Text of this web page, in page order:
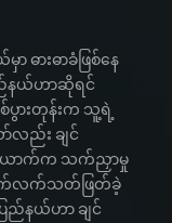
ဓားဓာခံဖြစ်နေ
ည်နယ်ဟာဆိုရင်
ပွားတုန်းက သူ့ရဲ့
လည်း ချင်
ောက်က သက်ညှာမှု
က်လက်သတ်ဖြတ်ခဲ့
ည်နယ်ဟာ ချင်